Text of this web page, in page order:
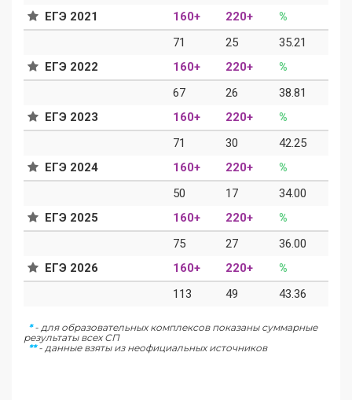
ЕГЭ 2021
160+ 220+
%
71
25
35.21
ЕГЭ 2022
160+ 220+
%
67
26
38.81
ЕГЭ 2023
160+ 220+
%
71
30
42.25
ЕГЭ 2024
160+ 220+
%
50
17
34.00
ЕГЭ 2025
160+ 220+
%
75
27
36.00
ЕГЭ 2026
160+ 220+
%
113
49 43.36
*- для образовательных комплексов показаны суммарные
результаты всех СП
**- данные взяты из неофициальных источников